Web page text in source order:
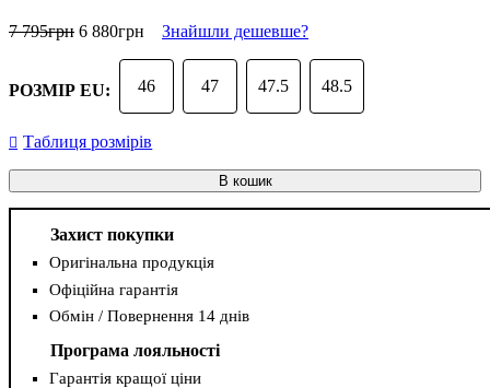
7 795грн 6 880грн Знайшли дешевше?
РОЗМІР EU: 46 47 47.5 48.5
Таблиця розмірів
В кошик
Захист покупки
Оригінальна продукція
Офіційна гарантія
Обмін / Повернення 14 днів
Програма лояльності
Гарантія кращої ціни